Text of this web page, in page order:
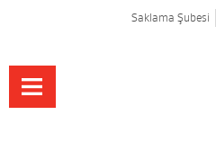
Saklama Şubesi